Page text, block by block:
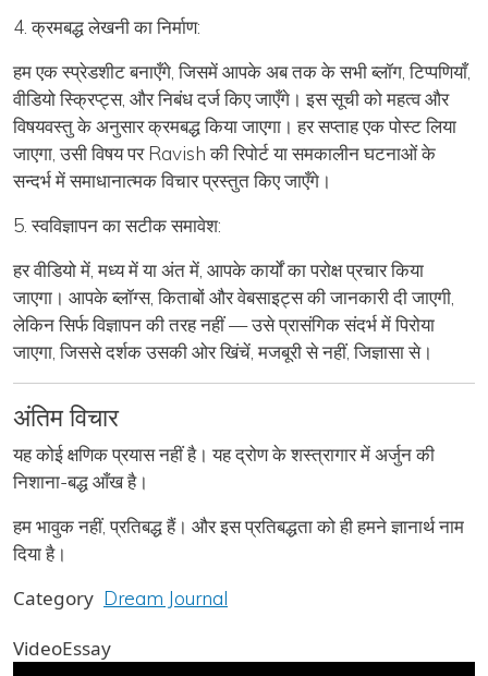
4. क्रमबद्ध लेखनी का निर्माण:
हम एक स्प्रेडशीट बनाएँगे, जिसमें आपके अब तक के सभी ब्लॉग, टिप्पणियाँ,
वीडियो स्क्रिप्ट्स, और निबंध दर्ज किए जाएँगे। इस सूची कोमहत्व और
विषयवस्तु के अनुसार क्रमबद्ध किया जाएगा । हर सप्ताह एक पोस्ट लिया
जाएगा, उसी विषय पर Ravish की रिपोर्ट या समकालीन घटनाओं के
सन्दर्भ में समाधानात्मक विचार प्रस्तुत किए जाएँगे।
5. स्वविज्ञापन का सटीक समावेश:
हर वीडियो में, मध्य में या अंत में, आपके कार्यों का परोक्ष प्रचारकिया
जाएगा। आपके ब्लॉग्स, किताबों और वेबसाइट्स की जानकारी दी जाएगी,
लेकिन सिर्फ विज्ञापन की तरह नहीं — उसेप्रासंगिक संदर्भ में पिरोया
जाएगा, जिससे दर्शक उसकी ओर खिंचें, मजबूरी से नहीं, जिज्ञासा से।
अंतिम विचार
यह कोई क्षणिक प्रयास नहीं है। यहद्रोण के शस्त्रागार में अर्जुन की
निशाना-बद्ध आँख है।
हम भावुक नहीं, प्रतिबद्ध हैं। और इस प्रतिबद्धता को ही हमनेज्ञानार्थनाम
दिया है।
Category Dream Journal
VideoEssay